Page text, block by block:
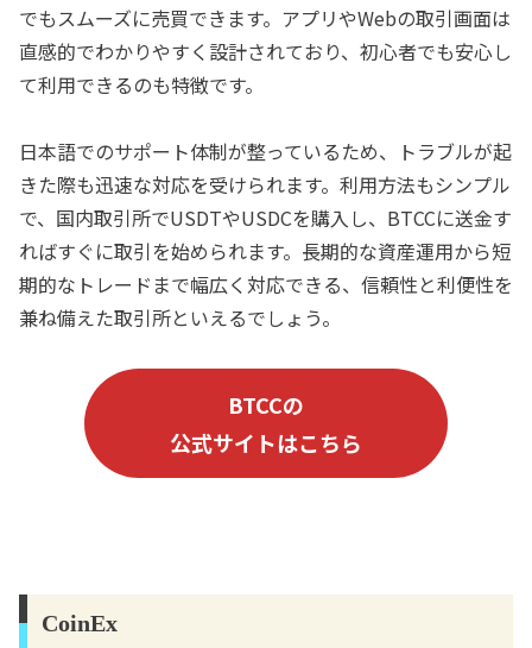
でもスムーズに売買できます。アプリやWebの取引画面は
直感的でわかりやすく設計されており、初心者でも安心し
て利用できるのも特徴です。
日本語でのサポート体制が整っているため、トラブルが起
きた際も迅速な対応を受けられます。利用方法もシンプル
で、国内取引所でUSDTやUSDCを購入し、BTCCに送金す
ればすぐに取引を始められます。長期的な資産運用から短
期的なトレードまで幅広く対応できる、信頼性と利便性を
兼ね備えた取引所といえるでしょう。
BTCCの
公式サイトはこちら
CoinEx